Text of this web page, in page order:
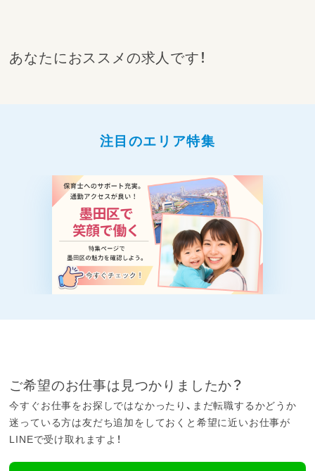
あなたにおススメの求人です！
注目のエリア特集
ご希望のお仕事は見つかりましたか？
今すぐお仕事をお探しではなかったり、まだ転職するかどうか
迷っている方は友だち追加をしておくと希望に近いお仕事が
LINEで受け取れますよ！